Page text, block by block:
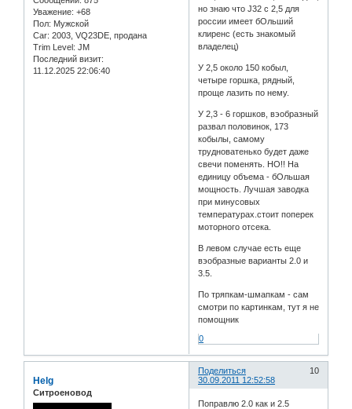
Уважение: +68
Пол: Мужской
Car: 2003, VQ23DE, продана
Trim Level: JM
Последний визит:
11.12.2025 22:06:40
но знаю что J32 с 2,5 для
россии имеет бОльший
клиренс (есть знакомый
владелец)
У 2,5 около 150 кобыл,
четыре горшка, рядный,
проще лазить по нему.
У 2,3 - 6 горшков, вэобразный
развал половинок, 173
кобылы, самому
трудноватенько будет даже
свечи поменять. НО!! На
единицу объема - бОльшая
мощность. Лучшая заводка
при минусовых
температурах.стоит поперек
моторного отсека.
В левом случае есть еще
вэобразные варианты 2.0 и
3.5.
По тряпкам-шмапкам - сам
смотри по картинкам, тут я не
помощник
0
Поделиться
10
30.09.2011 12:52:58
Helg
Ситроеновод
Поправлю 2.0 как и 2.5